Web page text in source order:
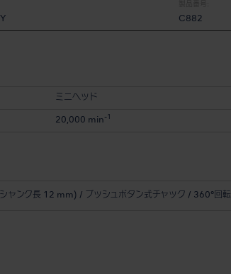
製品番号:
C882
ミニヘッド
20,000 min -1
ャンク長 12 mm) / プッシュボタン式チャック / 360°回転